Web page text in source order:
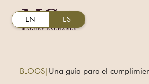
EN ES
BLOGS| Una guía para el